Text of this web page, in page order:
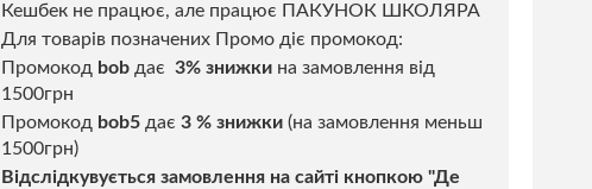
Кешбек не працює, але працює ПАКУНОК ШКОЛЯРА
Для товарів позначених Промо діє промокод:
Промокод bob дає 3% знижки на замовлення від
1500грн
Промокод bob5 дає 3 % знижки (на замовлення меньш
1500грн)
Відслідкувується замовлення на сайті кнопкою "Де